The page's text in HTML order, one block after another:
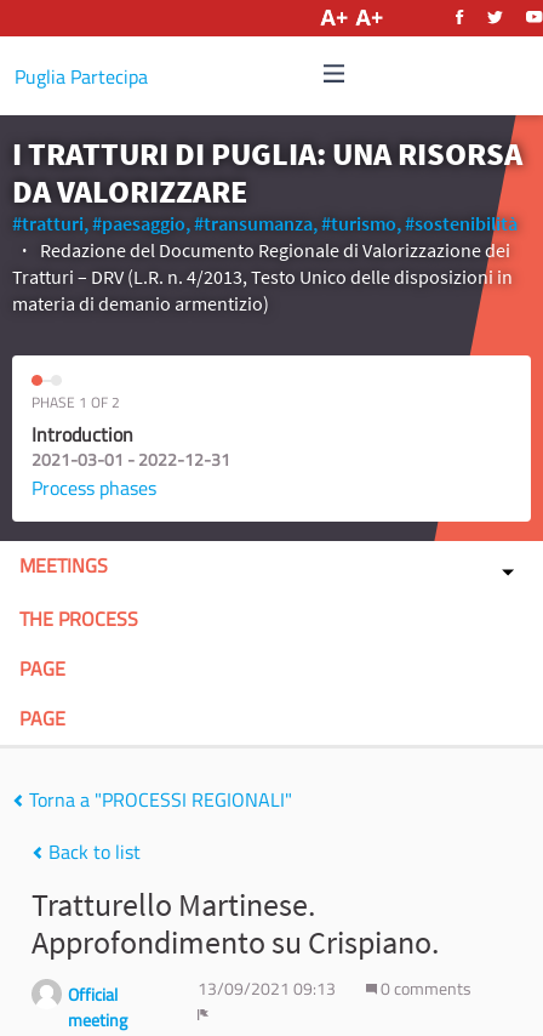
Puglia Partecipa
I TRATTURI DI PUGLIA: UNA RISORSA
DA VALORIZZARE
#tratturi,#paesaggio,#transumanza,#turismo,#sostenibilità
Redazione del Documento Regionale di Valorizzazione dei
Tratturi – DRV (L.R. n. 4/2013, Testo Unico delle disposizioni in
materia di demanio armentizio)
PHASE 1 OF 2
Introduction
2021-03-01 - 2022-12-31
Process phases
MEETINGS
THE PROCESS
PAGE
PAGE
Torna a "PROCESSI REGIONALI"
Back to list
Tratturello Martinese.
Approfondimento su Crispiano.
Official
meeting
13/09/2021 09:13
0 comments